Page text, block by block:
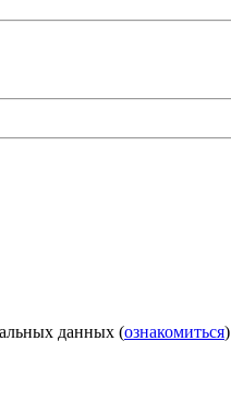
данных (ознакомиться)